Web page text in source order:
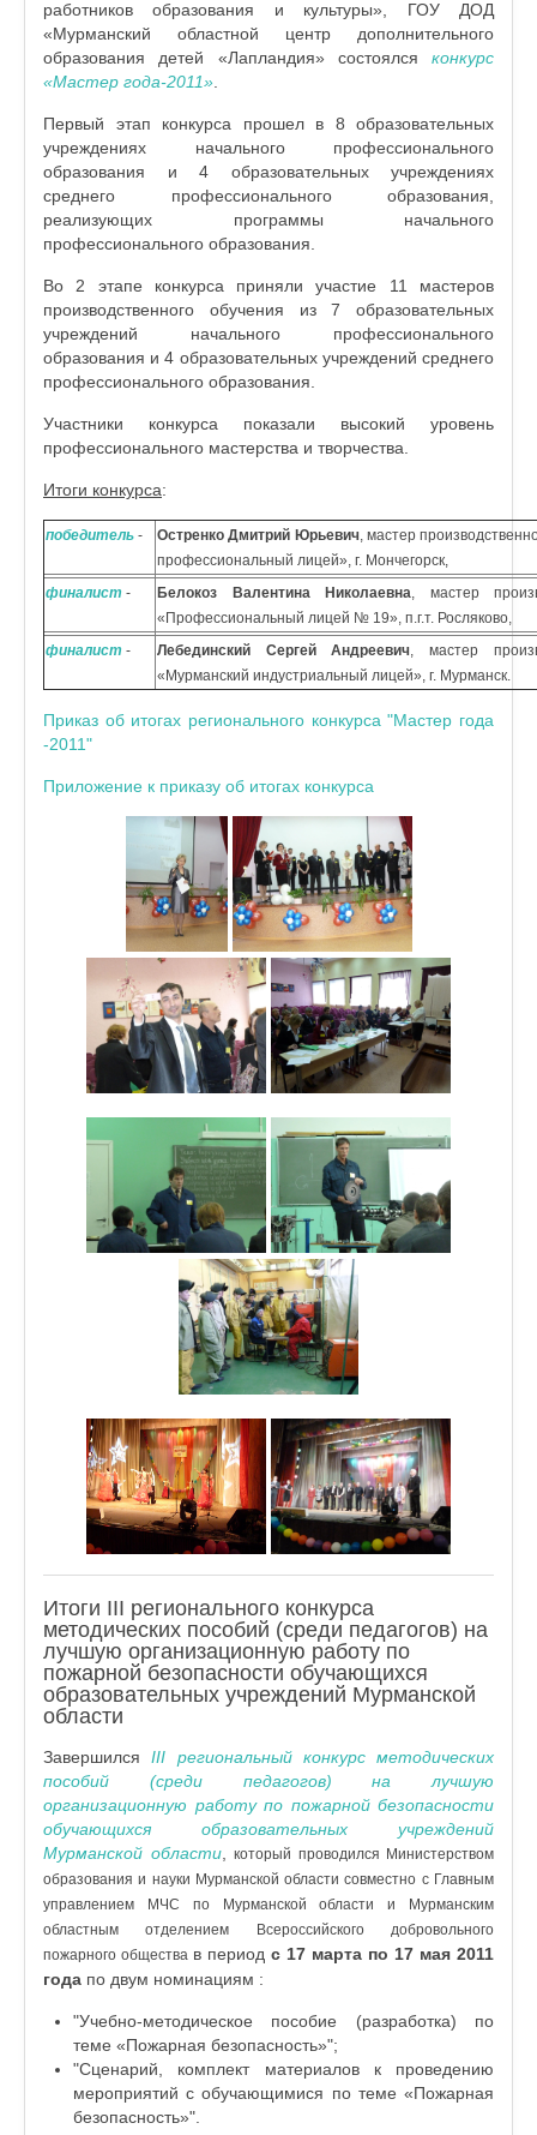
работников образования и культуры», ГОУ ДОД
«Мурманский областной центр дополнительного
образования детей «Лапландия» состоялся конкурс
«Мастер года-2011»
Первый этап конкурса прошел в 8 образовательных
учреждениях начального профессионального
образования и 4 образовательных учреждениях
среднего профессионального образования,
реализующих программы начального
профессионального образования.
Во 2 этапе конкурса приняли участие 11 мастеров
производственного обучения из 7 образовательных
учреждений начального профессионального
образования и 4 образовательных учреждений среднего
профессионального образования.
Участники конкурса показали высокий уровень
профессионального мастерства и творчества.
Итоги конкурса:
победитель - Остренко Дмитрий Юрьевич, мастер
профессиональный лицей», г. Мончегорск,
финалист - Белокоз Валентина Николаевна,
мастер
«Профессиональный лицей № 19», п.г.т. Росляково,
финалист - Лебединский Сергей Андреевич, мастер
«Мурманский индустриальный лицей», г. Мурманск.
Приказ об итогах регионального конкурса "Мастер года
-2011"
Приложение к приказу об итогах конкурса
Итоги III регионального конкурса
методических пособий (среди педагогов) на
лучшую организационную работу по
пожарной безопасности обучающихся
образовательных учреждений Мурманской
области
Завершился III региональный конкурс методических
пособий (среди педагогов) на лучшую
организационную работу по пожарной безопасности
обучающихся образовательных учреждений
Мурманской области, который проводился Министерством
образования и науки Мурманской области совместно с Главным
управлением МЧС по Мурманской области и Мурманским
областным отделением Всероссийского добровольного
пожарного общества в период с 17 марта по 17 мая 2011
года по двум номинациям :
"Учебно-методическое пособие (разработка) по
теме «Пожарная безопасность»";
"Сценарий, комплект материалов к проведению
мероприятий с обучающимися по теме «Пожарная
безопасность»".